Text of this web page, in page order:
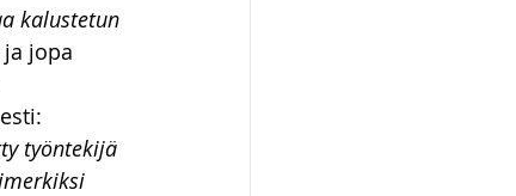
kalustetun
ja jopa
työntekijä